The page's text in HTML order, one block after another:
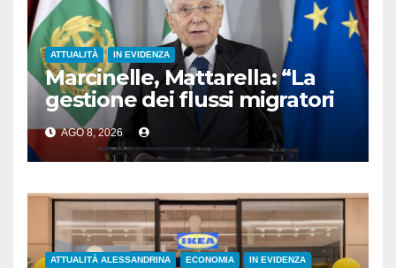
ATTUALITÀ IN EVIDENZA
Marcinelle, Mattarella: “La
gestione dei flussi migratori
rispetti la dignità delle
persone”
AGO 8, 2026
ATTUALITÀ ALESSANDRINA ECONOMIA IN EVIDENZA